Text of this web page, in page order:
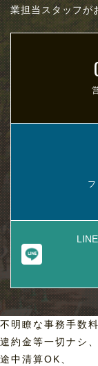
業担当スタッフが
不明瞭な事務手数
違約金等一切ナシ、
途中清算OK、